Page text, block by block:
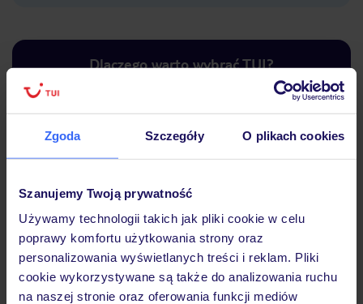
Zgoda Szczegóły O plikach cookies
Szanujemy Twoją prywatność
Używamy technologii takich jak pliki cookie w celu
poprawy komfortu użytkowania strony oraz
personalizowania wyświetlanych treści i reklam. Pliki
cookie wykorzystywane są także do analizowania ruchu
na naszej stronie oraz oferowania funkcji mediów
Dlaczego warto wybrać TUI?
podróży w Polsce
Hotel